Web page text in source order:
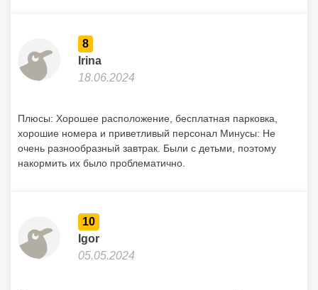
8
Irina
18.06.2024
Плюсы: Хорошее расположение, бесплатная парковка,
хорошие номера и приветливый персонал Минусы: Не
очень разнообразный завтрак. Были с детьми, поэтому
накормить их было проблематично.
10
Igor
05.05.2024